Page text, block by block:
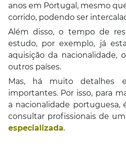
anos em Portugal, mesmo
corrido, podendo ser
Além disso, o tempo de
estudo, por exemplo, já
aquisição da nacionalidade,
outros países.
Mas, há muito detalhes
importantes. Por isso, para
a nacionalidade
consultar profissionais de
especializada.